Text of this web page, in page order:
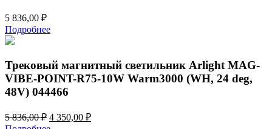
5 836,00 ₽
Подробнее
Трековый магнитный светильник Arlight MAG-
VIBE-POINT-R75-10W Warm3000 (WH, 24 deg,
48V) 044466
5 836,00₽ Первоначальная
цена
4 350,00 ₽Текущая